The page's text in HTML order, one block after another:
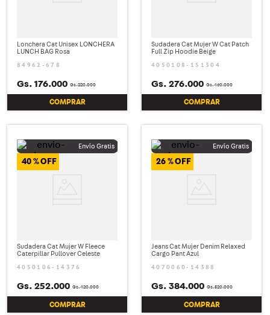
Lonchera Cat Unisex LONCHERA
LUNCH BAG Rosa
84962-678
Gs.220.000
Gs. 176.000
COMPRAR
Sudadera Cat Mujer W Cat Patch
Full Zip Hoodie Beige
4050108-151304
Gs.460.000
Gs. 276.000
COMPRAR
40 %
Sudadera Cat Mujer W Fleece
Caterpillar Pullover Celeste
4050106-14376
Gs.420.000
Gs. 252.000
COMPRAR
26 %
Jeans Cat Mujer Denim Relaxed
Cargo Pant Azul
4070060-14388
Gs.520.000
Gs. 384.000
COMPRAR